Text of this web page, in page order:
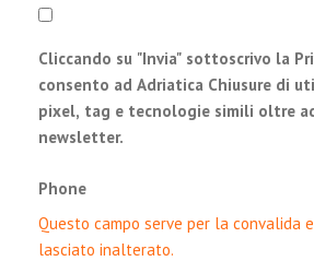
Cliccando su "Invia" sottoscrivo la
consento ad Adriatica Chiusure di
pixel, tag e tecnologie simili oltre
newsletter.
Phone
Questo campo serve per la convalida
lasciato inalterato.